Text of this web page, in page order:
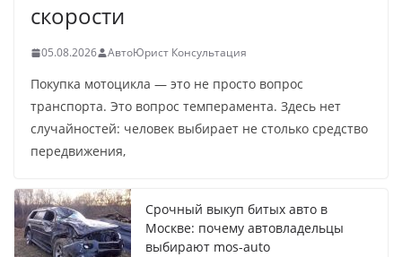
скорости
05.08.2026 АвтоЮрист Консультация
Покупка мотоцикла — это не просто вопрос
транспорта. Это вопрос темперамента. Здесь нет
случайностей: человек выбирает не столько средство
передвижения,
Срочный выкуп битых авто в
Москве: почему автовладельцы
выбирают mos-auto